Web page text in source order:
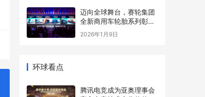
中国品牌实力
2026年1月9日